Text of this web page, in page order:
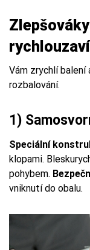
Vám zrychlí
rozbalování.
1)
Speciální
klopami.
pohybem.
vniknutí do obalu.